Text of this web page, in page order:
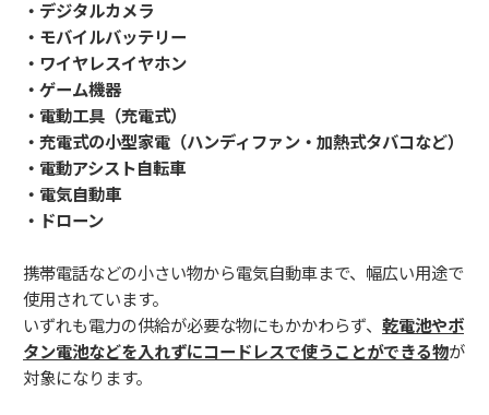
・デジタルカメラ
・モバイルバッテリー
・ワイヤレスイヤホン
・ゲーム機器
・電動工具（充電式）
・充電式の小型家電（ハンディファン・加熱式タバコなど）
・ 電動アシスト自転車
・電気自動車
・ドローン
携帯電話などの小さい物から電気自動車まで、幅広い用途で
使用されています。
いずれも電力の供給が必要な物にもかかわらず、 乾電池やボ
タン電池などを入れずにコードレスで使うことができる物が
対象になります。